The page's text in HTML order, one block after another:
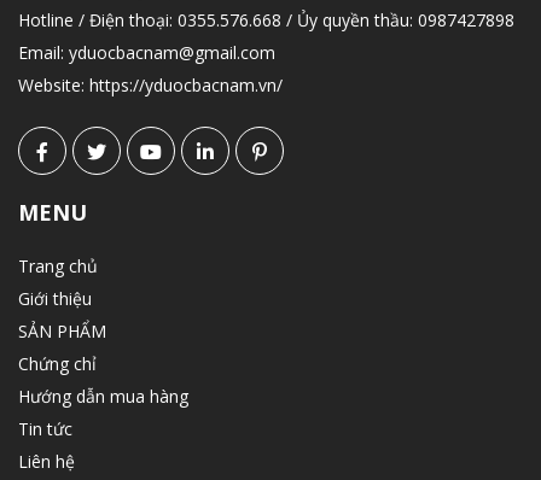
Hotline / Điện thoại: 0355.576.668 / Ủy quyền thầu: 0987427898
Email: yduocbacnam@gmail.com
Website: https://yduocbacnam.vn/
MENU
Trang chủ
Giới thiệu
SẢN PHẨM
Chứng chỉ
Hướng dẫn mua hàng
Tin tức
Liên hệ